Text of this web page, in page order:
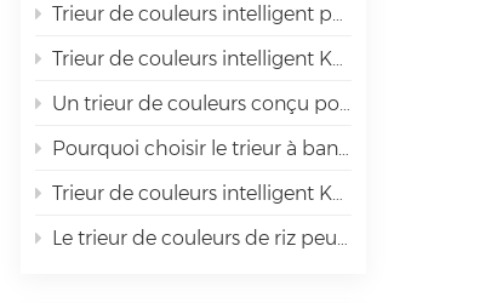
Trieur de couleurs intelligent pour soja Koyue : élimination efficace des impuretés et sélection de bonnes graines de soja, le « gardien intelligent » pour la transformation du soja
Trieur de couleurs intelligent Koyue : faire briller le tri du mica
Un trieur de couleurs conçu pour la diversité des matériaux mondiaux
Pourquoi choisir le trieur à bande LD1200 ? Ceux qui l'ont déjà utilisé affirment qu'il « en vaut la peine ».
Trieur de couleurs intelligent Koyue : la « révolution de l'efficacité » dans le tri des grains, garantissant que chaque grain est de haute qualité
Le trieur de couleurs de riz peut-il réellement améliorer la valeur de chaque grain de riz ?